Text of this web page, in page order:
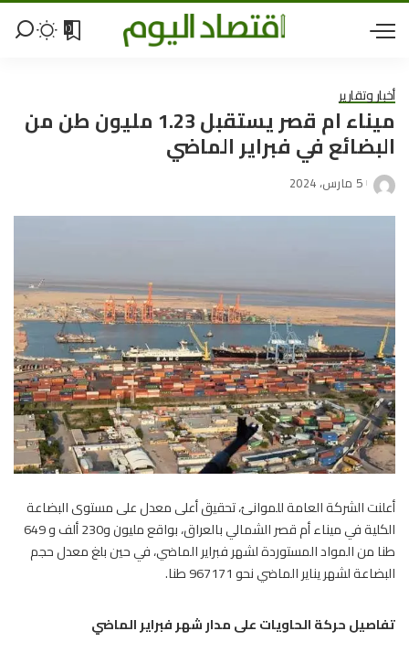
0
أخبار وتقارير
ميناء ام قصر يستقبل 1.23 مليون طن من
البضائع في فبراير الماضي
5 مارس، 2024
أعلنت الشركة العامة للموانئ، تحقيق أعلى معدل على مستوى البضاعة
الكلية في ميناء أم قصر الشمالي بالعراق، بواقع مليون و230 ألف و 649
طنا من المواد المستوردة لشهر فبراير الماضي، في حين بلغ معدل حجم
البضاعة لشهر يناير الماضي نحو 967171 طنا.
تفاصيل حركة الحاويات على مدار شهر فبراير الماضي